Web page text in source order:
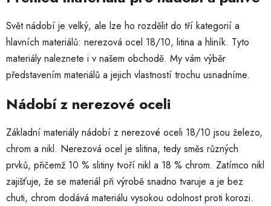
Svět nádobí je velký, ale lze ho rozdělit do tří kategorií a
hlavních materiálů: nerezová ocel 18/10, litina a hliník. Tyto
materiály naleznete i v našem obchodě. My vám výběr
představením materiálů a jejich vlastností trochu usnadníme.
Nádobí z nerezové oceli
Základní materiály nádobí z nerezové oceli 18/10 jsou železo,
chrom a nikl. Nerezová ocel je slitina, tedy směs různých
prvků, přičemž 10 % slitiny tvoří nikl a 18 % chrom. Zatímco nikl
zajišťuje, že se materiál při výrobě snadno tvaruje a je bez
chuti, chrom dodává materiálu vysokou odolnost proti korozi.